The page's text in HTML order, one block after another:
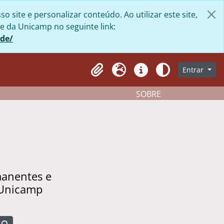
site e personalizar conteúdo. Ao utilizar este site,
da Unicamp no seguinte link:
Clipboard
Idioma AtalhosAparênciaEntrar
SOBRE
e